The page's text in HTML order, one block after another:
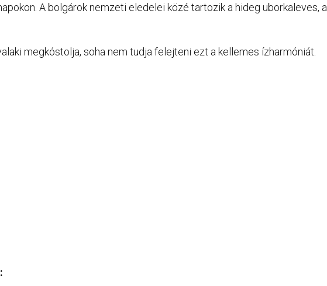
A bolgárok nemzeti eledelei közé tartozik a hideg uborkaleves, a
megkóstolja, soha nem tudja felejteni ezt a kellemes ízharmóniát.